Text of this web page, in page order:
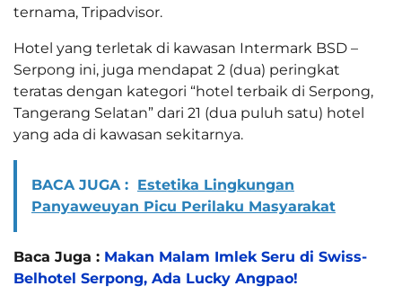
ternama, Tripadvisor.
Hotel yang terletak di kawasan Intermark BSD –
Serpong ini, juga mendapat 2 (dua) peringkat
teratas dengan kategori “hotel terbaik di Serpong,
Tangerang Selatan” dari 21 (dua puluh satu) hotel
yang ada di kawasan sekitarnya.
BACA JUGA : Estetika Lingkungan
Panyaweuyan Picu Perilaku Masyarakat
Baca Juga : Makan Malam Imlek Seru di Swiss-
Belhotel Serpong, Ada Lucky Angpao!